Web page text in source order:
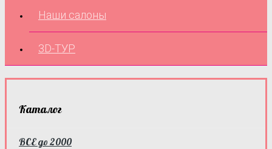
Наши салоны
3D-ТУР
Каталог
ВСЕ до 2000